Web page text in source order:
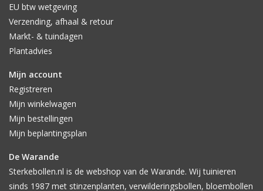
EU btw wetgeving
Verzending, afhaal & retour
Markt- & tuindagen
Plantadvies
Mijn account
Registreren
Mijn winkelwagen
Mijn bestellingen
Mijn beplantingsplan
De Warande
Sterkebollen.nl is de webshop van de Warande. Wij tuinieren
sinds 1987 met stinzenplanten, verwilderingsbollen, bloembollen